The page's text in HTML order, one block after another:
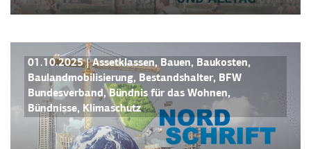
BFW NORDSCHRIFT NEWS
01.10.2025 |Assetklassen,Bauen, Baukosten,
Baulandmobilisierung, Bestandshalter, BFW
Bundesverband,Bündnis für das Wohnen,
Bündnisse, Klimaschutz